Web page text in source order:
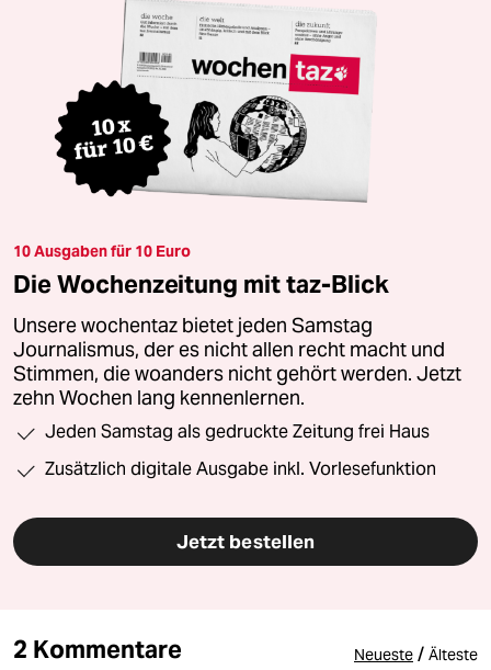
10 Ausgaben für 10 Euro
Die Wochenzeitung mit taz-Blick
Unsere wochentaz bietet jeden Samstag
Journalismus, der es nicht allen recht macht und
Stimmen, die woanders nicht gehört werden. Jetzt
zehn Wochen lang kennenlernen.
Jeden Samstag als gedruckte Zeitung frei Haus
Zusätzlich digitale Ausgabe inkl. Vorlesefunktion
Jetzt bestellen
2 Kommentare Neueste / Älteste